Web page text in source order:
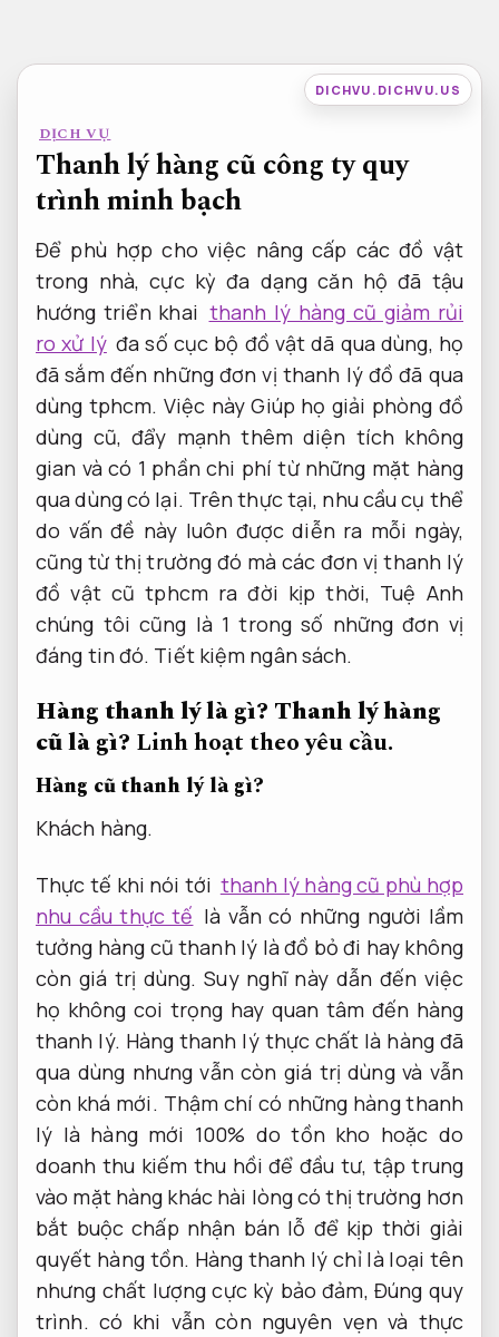
nội
DICHVU.DICHVU.US
DỊCH VỤ
Thanh lý hàng cũ công ty quy
trình minh bạch
Để phù hợp cho việc nâng cấp các đồ vật
trong nhà, cực kỳ đa dạng căn hộ đã tậu
hướng triển khai thanh lý hàng cũ giảm rủi
ro xử lý đa số cục bộ đồ vật dã qua dùng, họ
đã sắm đến những đơn vị thanh lý đồ đã qua
dùng tphcm. Việc này Giúp họ giải phòng đồ
dùng cũ, đẩy mạnh thêm diện tích không
gian và có 1 phần chi phí từ những mặt hàng
qua dùng có lại. Trên thực tại, nhu cầu cụ thể
do vấn đề này luôn được diễn ra mỗi ngày,
cũng từ thị trường đó mà các đơn vị thanh lý
đồ vật cũ tphcm ra đời kịp thời, Tuệ Anh
chúng tôi cũng là 1 trong số những đơn vị
đáng tin đó. Tiết kiệm ngân sách.
Hàng thanh lý là gì? Thanh lý hàng
cũ là gì? Linh hoạt theo yêu cầu.
Hàng cũ thanh lý là gì?
Khách hàng.
Thực tế khi nói tới thanh lý hàng cũ phù hợp
nhu cầu thực tế là vẫn có những người lầm
tưởng hàng cũ thanh lý là đồ bỏ đi hay không
còn giá trị dùng. Suy nghĩ này dẫn đến việc
họ không coi trọng hay quan tâm đến hàng
thanh lý. Hàng thanh lý thực chất là hàng đã
qua dùng nhưng vẫn còn giá trị dùng và vẫn
còn khá mới. Thậm chí có những hàng thanh
lý là hàng mới 100% do tồn kho hoặc do
doanh thu kiếm thu hồi để đầu tư, tập trung
vào mặt hàng khác hài lòng có thị trường hơn
bắt buộc chấp nhận bán lỗ để kịp thời giải
quyết hàng tồn. Hàng thanh lý chỉ là loại tên
nhưng chất lượng cực kỳ bảo đảm, Đúng quy
trình. có khi vẫn còn nguyên vẹn và thực